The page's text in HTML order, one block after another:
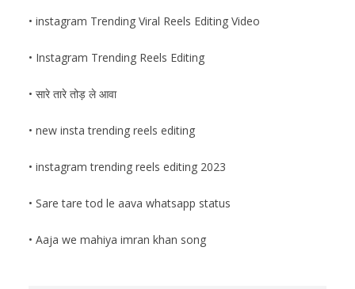
• instagram Trending Viral Reels Editing Video
• Instagram Trending Reels Editing
• सारे तारे तोड़ ले आवा
• new insta trending reels editing
• instagram trending reels editing 2023
• Sare tare tod le aava whatsapp status
• Aaja we mahiya imran khan song